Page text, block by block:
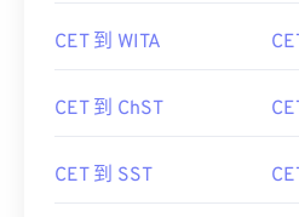
CET 到 WITA
CET 到 ChST
CET 到 SST